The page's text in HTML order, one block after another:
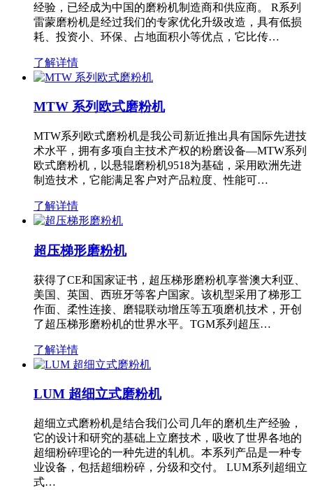
经验，已经成为中国的磨粉机制造商和供应商。 R系列
雷蒙磨粉机是经过我们的专家优化升级改造，具有低损
耗、投资小、环保、占地面积小等优点，它比传…
了解详情
MTW 系列欧式磨粉机
MTW系列欧式磨粉机是我公司新近推出具有国际先进技
术水平，拥有多项自主技术产权的粉磨设备—MTW系列
欧式磨粉机，以悬辊磨粉机9518为基础，采用欧洲先进
制造技术，它能满足客户对产品粒度、性能可…
了解详情
超压梯形磨粉机
获得了CE和国家证书，超压梯形磨粉机享誉澳大利亚、
美国、英国、西班牙等客户国家。该机型采用了梯形工
作面、柔性连接、磨辊联动增压等五项磨机技术，开创
了超压梯形磨粉机的世界水平。TGM系列超压…
了解详情
LUM 超细立式磨粉机
超细立式磨粉机是结合我们公司几年的磨机生产经验，
它的设计和研究的基础上立磨技术，吸收了世界各地的
超细粉碎理论的一种先进的轧机。本系列产品是一种专
业设备，包括超细粉碎，分级和交付。 LUM系列超细立
式…